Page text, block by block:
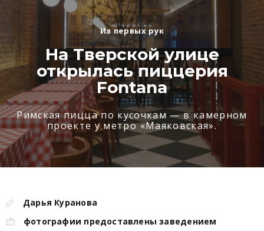
Из первых рук
На Тверской улице
открылась пиццерия
Fontana
Римская пицца по кусочкам — в камерном
проекте у метро «Маяковская».
Дарья Куранова
фотографии предоставлены заведением